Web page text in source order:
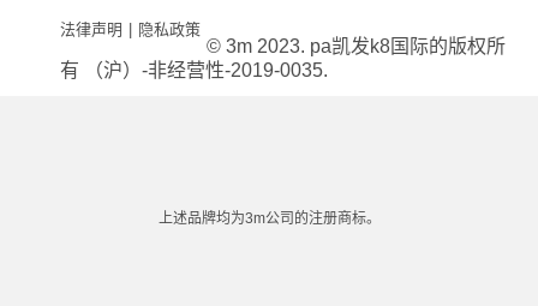
法律声明 | 隐私政策
© 3m 2023. pa凯发k8国际的版权所
有 （沪）-非经营性-2019-0035.
上述品牌均为3m公司的注册商标。